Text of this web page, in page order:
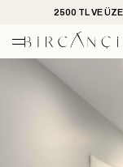
2500 TL VE